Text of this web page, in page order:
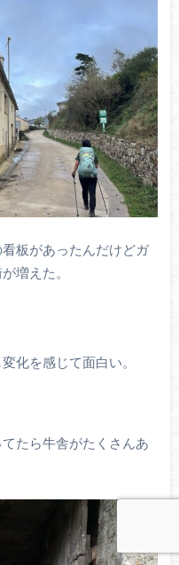
板があったんだけどガ
増えた。
化を感じて面白い。
たら牛舎がたくさんあ